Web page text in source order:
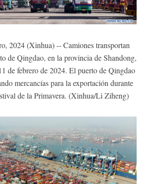
2024 (Xinhua) -- Camiones transportan
de Qingdao, en la provincia de Shandong,
de febrero de 2024. El puerto de Qingdao
mercancías para la exportación durante
de la Primavera. (Xinhua/Li Ziheng)